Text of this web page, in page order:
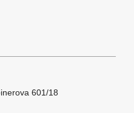
601/18